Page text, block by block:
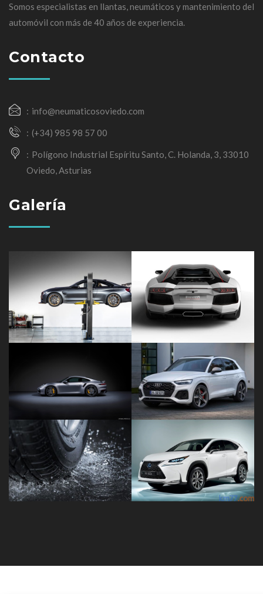
Somos especialistas en llantas, neumáticos y mantenimiento del
automóvil con más de 40 años de experiencia.
Contacto
info@neumaticosoviedo.com
(+34) 985 98 57 00
Polígono Industrial Espíritu Santo, C. Holanda, 3, 33010
Oviedo, Asturias
Galería